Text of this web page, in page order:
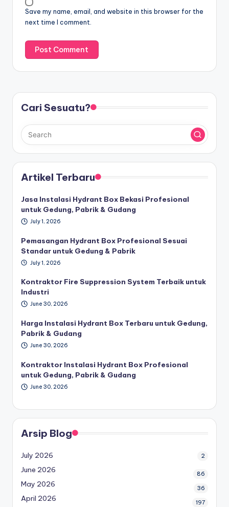
Save my name, email, and website in this browser for the
next time I comment.
Cari Sesuatu?
Artikel Terbaru
Jasa Instalasi Hydrant Box Bekasi Profesional
untuk Gedung, Pabrik & Gudang
July 1, 2026
Pemasangan Hydrant Box Profesional Sesuai
Standar untuk Gedung & Pabrik
July 1, 2026
Kontraktor Fire Suppression System Terbaik untuk
Industri
June 30, 2026
Harga Instalasi Hydrant Box Terbaru untuk Gedung,
Pabrik & Gudang
June 30, 2026
Kontraktor Instalasi Hydrant Box Profesional
untuk Gedung, Pabrik & Gudang
June 30, 2026
Arsip Blog
July 2026 2
June 2026 86
May 2026 36
April 2026 197